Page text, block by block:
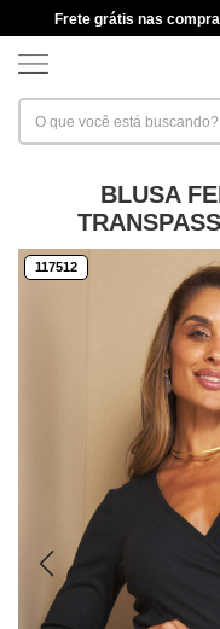
Frete grátis nas
BLUSA
117512